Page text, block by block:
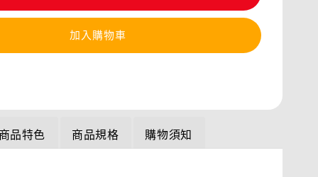
加入購物車
品特色 商品規格 購物須知